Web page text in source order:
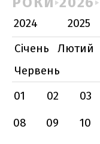
2024 2025
Січень
Лютий
Червень
01
02 03
08
09 10